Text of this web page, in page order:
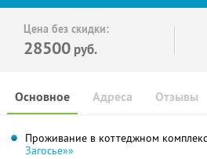
Цена без скидки:
28500 руб.
Основное Отзывы
Адреса
Проживание в коттеджном
Загосье»»